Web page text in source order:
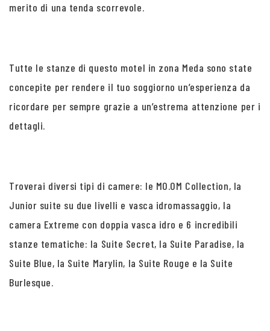
merito di una tenda scorrevole.
Tutte le stanze di questo motel in zona Meda sono state
concepite per rendere il tuo soggiorno un’esperienza da
ricordare per sempre grazie a un’estrema attenzione per i
dettagli.
Troverai diversi tipi di camere: le MO.OM Collection, la
Junior suite su due livelli e vasca idromassaggio, la
camera Extreme con doppia vasca idro e 6 incredibili
stanze tematiche: la Suite Secret, la Suite Paradise, la
Suite Blue, la Suite Marylin, la Suite Rouge e la Suite
Burlesque.